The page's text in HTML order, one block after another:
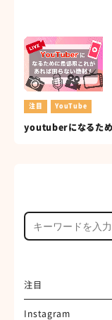
注目 YouTube
youtuberになるため
注目
Instagram